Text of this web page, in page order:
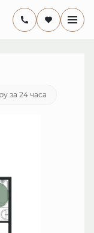
6 898 320 руб.
за 24 часа